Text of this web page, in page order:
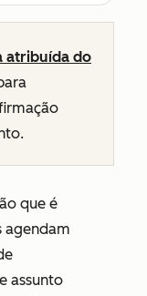
atribuída do
que é
agendam
assunto